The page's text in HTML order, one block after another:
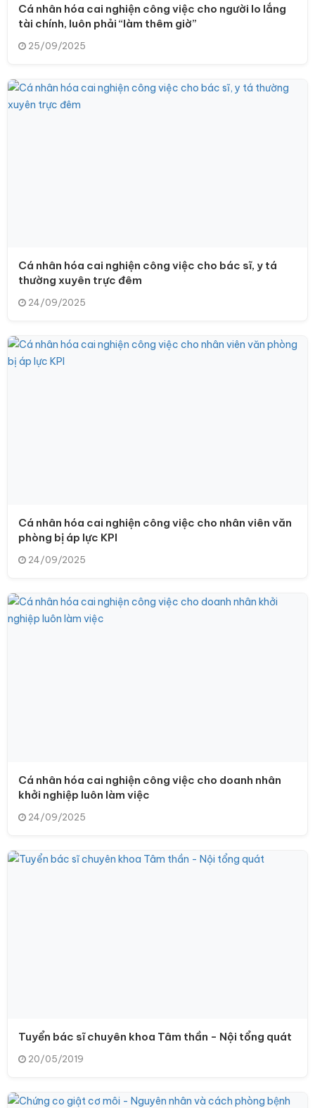
Cá nhân hóa cai nghiện công việc cho người lo lắng
tài chính, luôn phải “làm thêm giờ”
25/09/2025
Cá nhân hóa cai nghiện công việc cho bác sĩ, y tá
thường xuyên trực đêm
24/09/2025
Cá nhân hóa cai nghiện công việc cho nhân viên văn
phòng bị áp lực KPI
24/09/2025
Cá nhân hóa cai nghiện công việc cho doanh nhân
khởi nghiệp luôn làm việc
24/09/2025
Tuyển bác sĩ chuyên khoa Tâm thần - Nội tổng quát
20/05/2019